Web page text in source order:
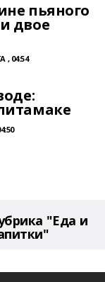
пьяного
двое
, 04:54
"Еда и